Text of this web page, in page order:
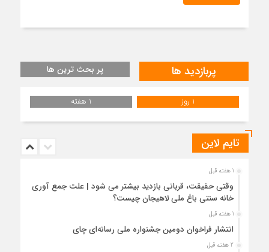
پربازدید ها پر بحث ترین ها
1 روز 1 هفته
تایم لاین
1 هفته قبل
وقتی حقیقت، قربانی بازدید بیشتر می شود | علت جمع آوری
خانه سنتی باغ ملی لاهیجان چیست؟
1 هفته قبل
انتشار فراخوان دومین جشنواره ملی رسانه‌ای چای
2 هفته قبل